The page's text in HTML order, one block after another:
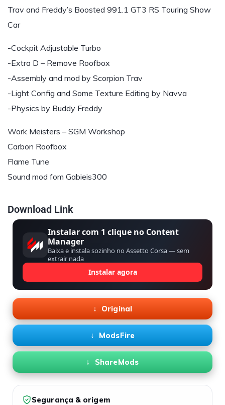
Trav and Freddy’s Boosted 991.1 GT3 RS Touring Show
Car
-Cockpit Adjustable Turbo
-Extra D – Remove Roofbox
-Assembly and mod by Scorpion Trav
-Light Config and Some Texture Editing by Navva
-Physics by Buddy Freddy
Work Meisters – SGM Workshop
Carbon Roofbox
Flame Tune
Sound mod fom Gabieis300
Download Link
Instalar com 1 clique no Content
Manager
Baixa e instala sozinho no Assetto Corsa — sem
extrair nada
Instalar agora
Original
ModsFire
ShareMods
Segurança & origem